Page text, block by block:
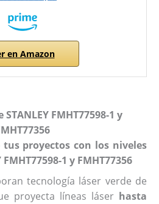
en Amazon
FMHT77598-1 y
proyectos con los niveles
1 y FMHT77356
tecnología láser verde de
proyecta líneas láser hasta